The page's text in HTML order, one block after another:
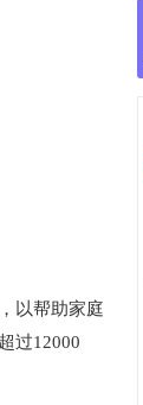
以帮助家庭
过12000